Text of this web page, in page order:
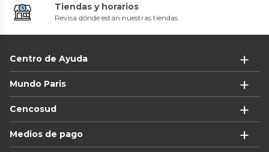
Tiendas y horarios
Revisa dónde están nuestras tiendas
Centro de Ayuda
Mundo Paris
Cencosud
Medios de pago